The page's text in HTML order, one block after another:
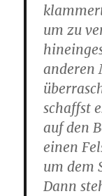
um zu
anderen
schaffst
auf den
einen
um dem
Dann